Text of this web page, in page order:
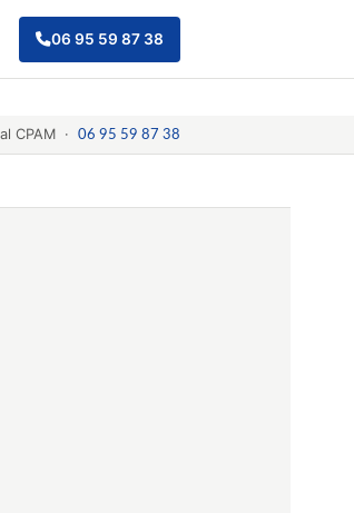
CPAM · 06 95 59 87 38
06 95 59 87 38